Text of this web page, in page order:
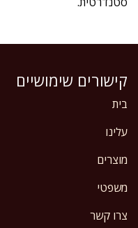
קישורים שימושיים
בית
עלינו
מוצרים
משפטי
צרו קשר